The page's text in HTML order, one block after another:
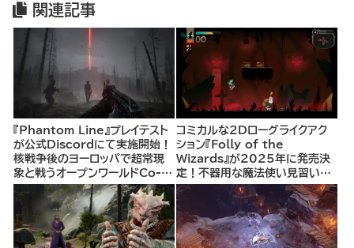
関連記事
『Phantom Line』プレイテスト
が公式Discordにて実施開始！
核戦争後のヨーロッパで超常現
象と戦うオープンワールドCo-
opシューター
コミカルな2Dローグライクアク
ション『Folly of the
Wizards』が2025年に発売決
定！不器用な魔法使い見習いと
して、ランダム生成ダンジョンを
探索し、世界を救う冒険へ。